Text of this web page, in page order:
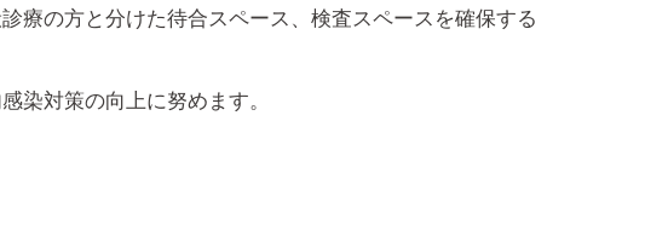
療の方と分けた待合スペース、検査スペースを確保する
染対策の向上に努めます。